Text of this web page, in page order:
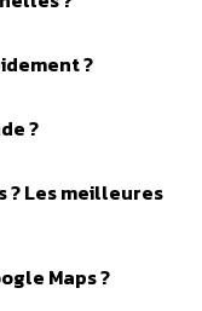
?
?
? Les meilleures
Maps ?